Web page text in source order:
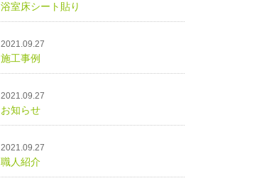
浴室床シート貼り
2021.09.27
施工事例
2021.09.27
お知らせ
2021.09.27
職人紹介